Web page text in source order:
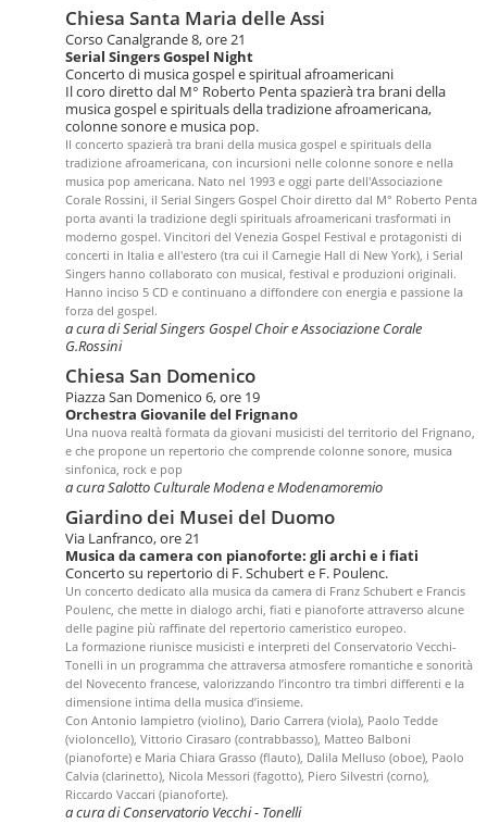
Chiesa Santa Maria delle Assi
Corso Canalgrande 8, ore 21
Serial Singers Gospel Night
Concerto di musica gospel e spiritual afroamericani
Il coro diretto dal M° Roberto Penta spazierà tra brani della
musica gospel e spirituals della tradizione afroamericana,
colonne sonore e musica pop.
Il concerto spazierà tra brani della musica gospel e spirituals della
tradizione afroamericana, con incursioni nelle colonne sonore e nella
musica pop americana. Nato nel 1993 e oggi parte dell'Associazione
Corale Rossini, il Serial Singers Gospel Choir diretto dal M° Roberto Penta
porta avanti la tradizione degli spirituals afroamericani trasformati in
moderno gospel. Vincitori del Venezia Gospel Festival e protagonisti di
concerti in Italia e all'estero (tra cui il Carnegie Hall di New York), i Serial
Singers hanno collaborato con musical, festival e produzioni originali.
Hanno inciso 5 CD e continuano a diffondere con energia e passione la
forza del gospel.
a cura di Serial Singers Gospel Choir e Associazione Corale
G.Rossini
Chiesa San Domenico
Piazza San Domenico 6, ore 19
Orchestra Giovanile del Frignano
Una nuova realtà formata da giovani musicisti del territorio del Frignano,
e che propone un repertorio che comprende colonne sonore, musica
sinfonica, rock e pop
a cura Salotto Culturale Modena e Modenamoremio
Giardino dei Musei del Duomo
Via Lanfranco, ore 21
Musica da camera con pianoforte: gli archi e i fiati
Concerto su repertorio di F. Schubert e F. Poulenc.
Un concerto dedicato alla musica da camera di Franz Schubert e Francis
Poulenc, che mette in dialogo archi, fiati e pianoforte attraverso alcune
delle pagine più raffinate del repertorio cameristico europeo.
La formazione riunisce musicisti e interpreti del Conservatorio Vecchi-
Tonelli in un programma che attraversa atmosfere romantiche e sonorità
del Novecento francese, valorizzando l’incontro tra timbri differenti e la
dimensione intima della musica d’insieme.
Con Antonio Iampietro (violino), Dario Carrera (viola), Paolo Tedde
(violoncello), Vittorio Cirasaro (contrabbasso), Matteo Balboni
(pianoforte) e Maria Chiara Grasso (flauto), Dalila Melluso (oboe), Paolo
Calvia (clarinetto), Nicola Messori (fagotto), Piero Silvestri (corno),
Riccardo Vaccari (pianoforte).
a cura di Conservatorio Vecchi - Tonelli